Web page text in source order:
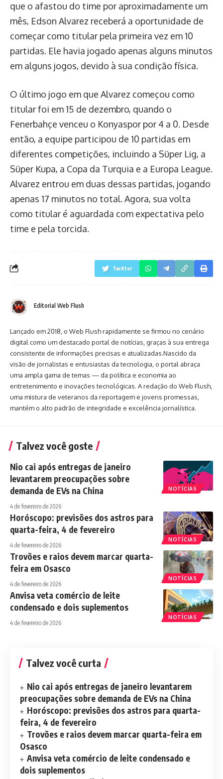
que o afastou do time por aproximadamente um
mês, Edson Alvarez receberá a oportunidade de
começar como titular pela primeira vez em 10
partidas. Ele havia jogado apenas alguns minutos
em alguns jogos, devido à sua condição física.
O último jogo em que Alvarez começou como
titular foi em 15 de dezembro, quando o
Fenerbahçe venceu o Konyaspor por 4 a 0. Desde
então, a equipe participou de 10 partidas em
diferentes competições, incluindo a Süper Lig, a
Süper Kupa, a Copa da Turquia e a Europa League.
Alvarez entrou em duas dessas partidas, jogando
apenas 17 minutos no total. Agora, sua volta
como titular é aguardada com expectativa pelo
time e pela torcida.
Twitter
Editorial Web Flush
Lançado em 2018, o Web Flush rapidamente se firmou no cenário
digital como um destacado portal de notícias, graças à sua entrega
consistente de informações precisas e atualizadas.Nascido da
visão de jornalistas e entusiastas da tecnologia, o portal abraça
uma ampla gama de temas — da política e economia ao
entretenimento e inovações tecnológicas. A redação do Web Flush,
uma mistura de veteranos da reportagem e jovens promessas,
mantém o alto padrão de integridade e excelência jornalística.
Talvez você goste
NOTÍCIAS
Nio cai após entregas de janeiro
levantarem preocupações sobre
demanda de EVs na China
4 de fevereiro de 2026
NOTÍCIAS
Horóscopo: previsões dos astros para
quarta-feira, 4 de fevereiro
4 de fevereiro de 2026
NOTÍCIAS
Trovões e raios devem marcar quarta-
feira em Osasco
4 de fevereiro de 2026
NOTÍCIAS
Anvisa veta comércio de leite
condensado e dois suplementos
4 de fevereiro de 2026
Talvez você curta
Nio cai após entregas de janeiro levantarem
preocupações sobre demanda de EVs na China
Horóscopo: previsões dos astros para quarta-
feira, 4 de fevereiro
Trovões e raios devem marcar quarta-feira em
Osasco
Anvisa veta comércio de leite condensado e
dois suplementos